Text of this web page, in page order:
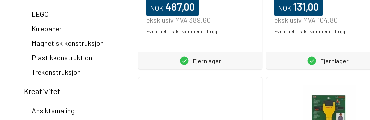
LEGO
Kulebaner
Magnetisk konstruksjon
Plastikkonstruktion
Trekonstruksjon
Kreativitet
Ansiktsmaling
NOK 487,00
eksklusiv MVA 389,60
Eventuelt frakt kommer i tillegg.
Fjernlager
NOK 131,00
eksklusiv MVA 104,80
Eventuelt frakt kommer i tillegg.
Fjernlager